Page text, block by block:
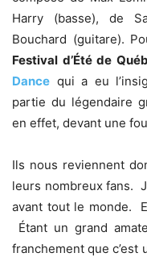
Harry (basse), de
Bouchard (guitare).
Festival d’Été de
Dance qui a eu
partie du légendaire
en effet, devant une
Ils nous reviennent
leurs nombreux fans.
avant tout le monde.
Étant un grand
franchement que